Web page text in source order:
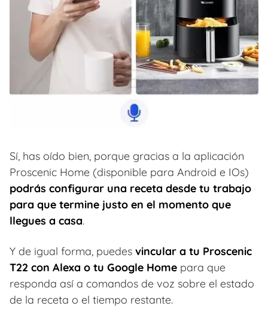
Sí, has oído bien, porque gracias a la aplicación
Proscenic Home (disponible para Android e IOs)
podrás configurar una receta desde tu trabajo
para que termine justo en el momento que
llegues a casa.
Y de igual forma, puedes vincular a tu Proscenic
T22 con Alexa o tu Google Home para que
responda así a comandos de voz sobre el estado
de la receta o el tiempo restante.